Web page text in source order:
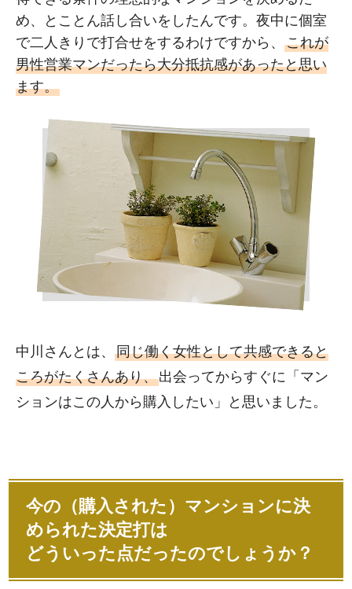
め、とことん話し合いをしたんです。夜中に個室
で二人きりで打合せをするわけですから、 これが
男性営業マンだったら大分抵抗感があったと思い
ます。
中川さんとは、 同じ働く女性として共感できると
ころがたくさんあり、出会ってからすぐに「マン
ションはこの人から購入したい」と思いました。
今の（購入された）マンションに決
められた決定打は
どういった点だったのでしょうか？